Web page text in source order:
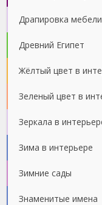
Драпировка мебели
Древний Египет
Жёлтый цвет в
Зеленый цвет в
Зеркала в
Зима в интерьере
Зимние сады
Знаменитые имена